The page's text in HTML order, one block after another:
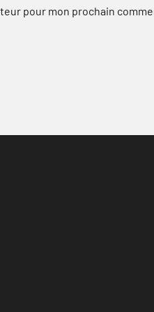
pour mon prochain